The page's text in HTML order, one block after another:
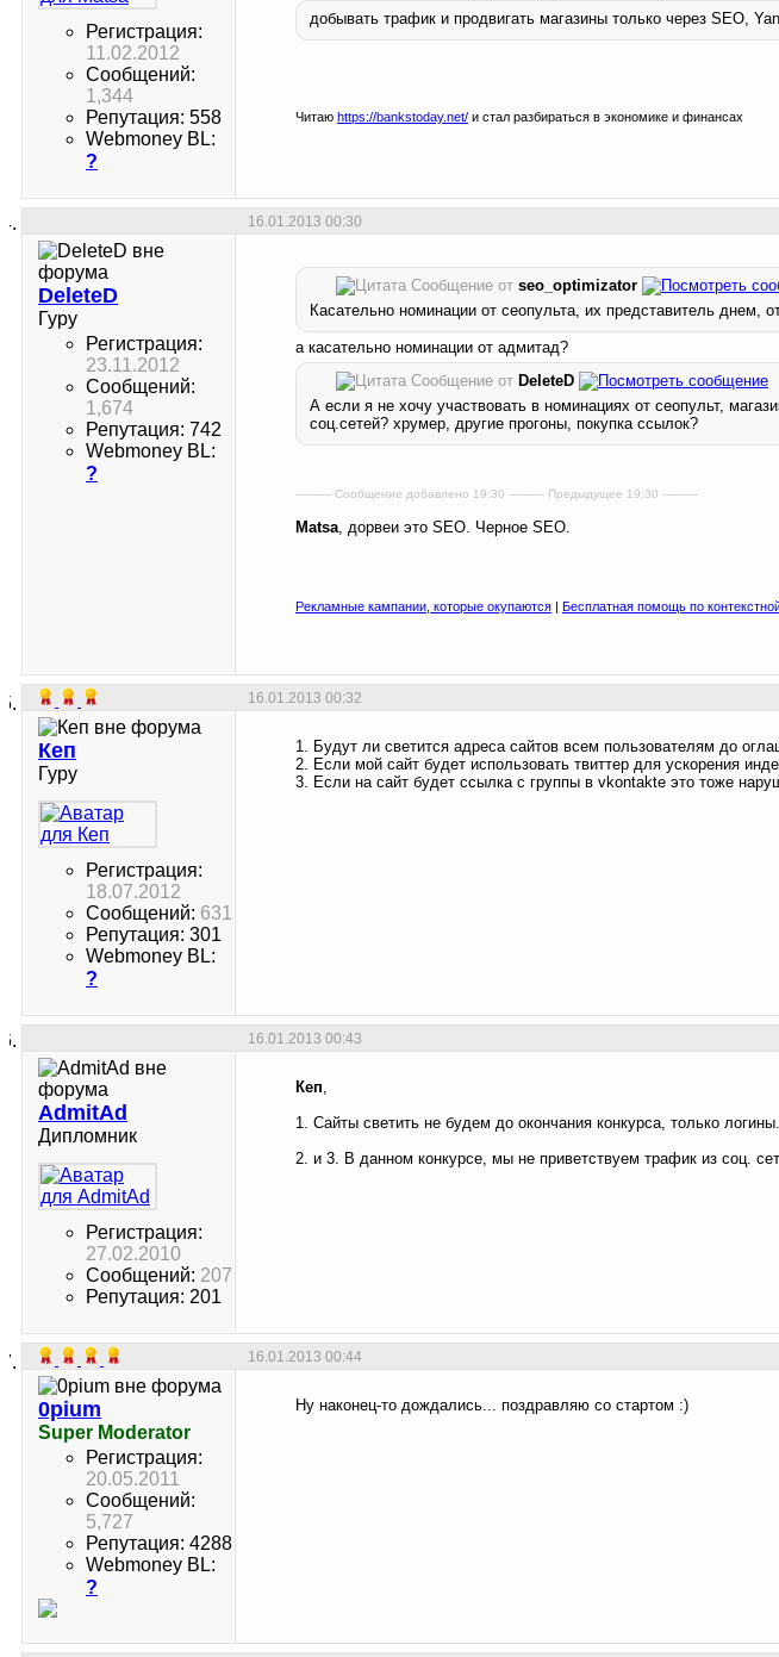
Регистрация:
11.02.2012
Сообщений:
1,344
Репутация: 558
Webmoney BL:
?
добывать трафик и продвигать магазины только через SEO,
Читаю https://bankstoday.net/ и стал разбираться в экономике и финансах
16.01.2013 00:30
DeleteD
Гуру
Регистрация:
23.11.2012
Сообщений:
1,674
Репутация: 742
Webmoney BL:
?
Сообщение от seo_optimizator
Касательно номинации от сеопульта, их представитель днем,
а касательно номинации от адмитад?
Сообщение от DeleteD
А если я не хочу участвовать в номинациях от сеопульт,
соц.сетей? хрумер, другие прогоны, покупка ссылок?
---------- Сообщение добавлено 19:30 ---------- Предыдущее 19:30 ----------
Matsa, дорвеи это SEO. Черное SEO.
Рекламные кампании, которые окупаются | Бесплатная помощь по
16.01.2013 00:32
Кеп
Гуру
Регистрация:
18.07.2012
Сообщений: 631
Репутация: 301
Webmoney BL:
?
1. Будут ли светится адреса сайтов всем пользователям до
2. Если мой сайт будет использовать твиттер для ускорения
3. Если на сайт будет ссылка с группы в vkontakte это тоже
16.01.2013 00:43
AdmitAd
Дипломник
Регистрация:
27.02.2010
Сообщений: 207
Репутация: 201
Кеп,
1. Сайты светить не будем до окончания конкурса, только логины.
2. и 3. В данном конкурсе, мы не приветствуем трафик из соц.
16.01.2013 00:44
0pium
Super Moderator
Регистрация:
20.05.2011
Сообщений:
5,727
Репутация: 4288
Webmoney BL:
?
Ну наконец-то дождались... поздравляю со стартом :)